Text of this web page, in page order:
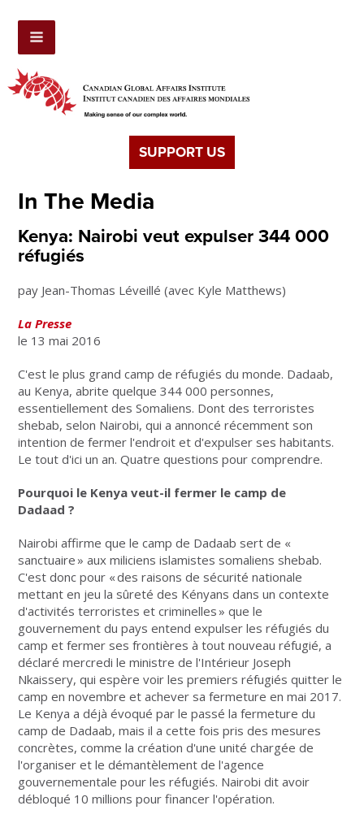
SUPPORT US
In The Media
Kenya: Nairobi veut expulser 344 000
réfugiés
pay Jean-Thomas Léveillé (avec Kyle Matthews)
La Presse
le 13 mai 2016
C'est le plus grand camp de réfugiés du monde. Dadaab,
au Kenya, abrite quelque 344 000 personnes,
essentiellement des Somaliens. Dont des terroristes
shebab, selon Nairobi, qui a annoncé récemment son
intention de fermer l'endroit et d'expulser ses habitants.
Le tout d'ici un an. Quatre questions pour comprendre.
Pourquoi le Kenya veut-il fermer le camp de
Dadaad ?
Nairobi affirme que le camp de Dadaab sert de «
sanctuaire » aux miliciens islamistes somaliens shebab.
C'est donc pour « des raisons de sécurité nationale
mettant en jeu la sûreté des Kényans dans un contexte
d'activités terroristes et criminelles » que le
gouvernement du pays entend expulser les réfugiés du
camp et fermer ses frontières à tout nouveau réfugié, a
déclaré mercredi le ministre de l'Intérieur Joseph
Nkaissery, qui espère voir les premiers réfugiés quitter le
camp en novembre et achever sa fermeture en mai 2017.
Le Kenya a déjà évoqué par le passé la fermeture du
camp de Dadaab, mais il a cette fois pris des mesures
concrètes, comme la création d'une unité chargée de
l'organiser et le démantèlement de l'agence
gouvernementale pour les réfugiés. Nairobi dit avoir
débloqué 10 millions pour financer l'opération.